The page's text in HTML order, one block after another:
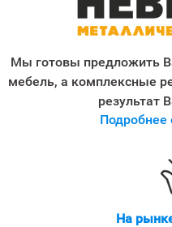
Мы готовы предложить
мебель, а комплексные
результат
На